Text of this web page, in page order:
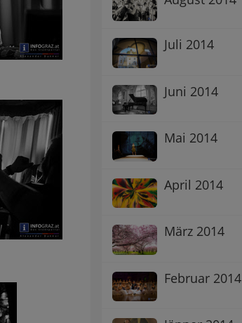
Juli 2014
Juni 2014
Mai 2014
April 2014
März 2014
Februar 2014